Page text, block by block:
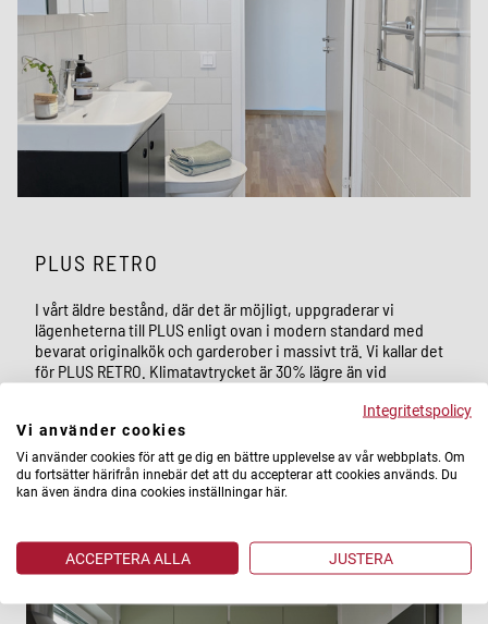
PLUS RETRO
I vårt äldre bestånd, där det är möjligt, uppgraderar vi
lägenheterna till PLUS enligt ovan i modern standard med
bevarat originalkök och garderober i massivt trä. Vi kallar det
för PLUS RETRO. Klimatavtrycket är 30% lägre än vid
materialval för att matcha husets karaktär och kompletterar
och renoverar hela köket till modern bostadsstandard.
Badrum är nytt i klassisk design.
Integritetspolicy
Vi använder cookies
Vi använder cookies för att ge dig en bättre upplevelse av vår webbplats. Om
du fortsätter härifrån innebär det att du accepterar att cookies används. Du
kan även ändra dina cookies inställningar här.
ACCEPTERA ALLA JUSTERA